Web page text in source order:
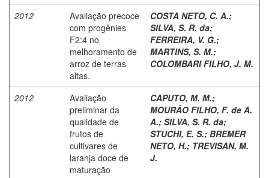
2012
Avaliação precoce
com progênies
F2:4 no
melhoramento de
arroz de terras
altas.
COSTA NETO, C. A.;
SILVA, S. R. da;
FERREIRA, V. G.;
MARTINS, S. M.;
COLOMBARI FILHO, J. M.
2012
Avaliação
preliminar da
qualidade de
frutos de
cultivares de
laranja doce de
maturação
CAPUTO, M. M.;
MOURÃO FILHO, F. de A.
A.; SILVA, S. R. da;
STUCHI, E. S.; BREMER
NETO, H.; TREVISAN, M.
J.